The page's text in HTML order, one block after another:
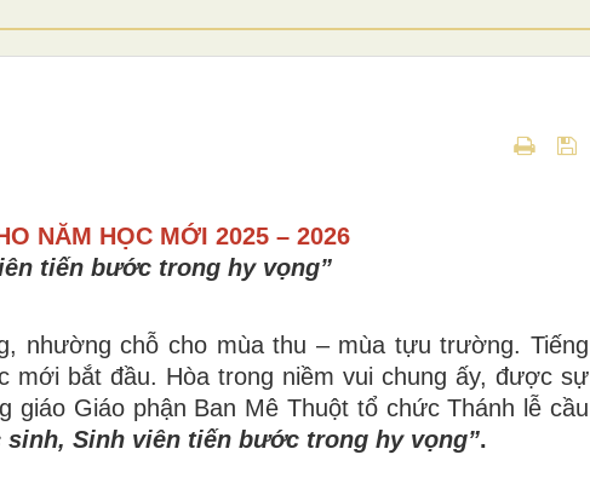
NĂM HỌC MỚI 2025 – 2026
tiến bước trong hy vọng”
nhường chỗ cho mùa thu – mùa tựu trường. Tiếng
mới bắt đầu. Hòa trong niềm vui chung ấy, được sự
Giáo phận Ban Mê Thuột tổ chức Thánh lễ cầu
sinh, Sinh viên tiến bước trong hy vọng”.